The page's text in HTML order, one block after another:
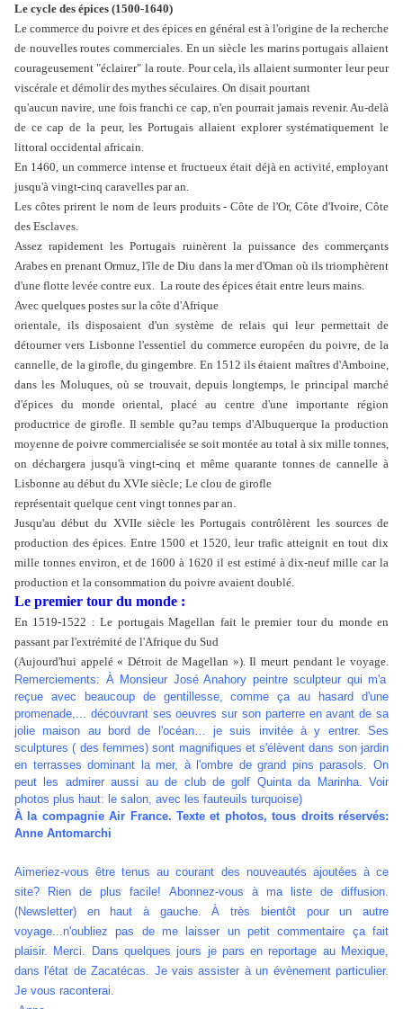
Le cycle des épices (1500-1640)
Le commerce du poivre et des épices en général est à l'origine de la recherche
de nouvelles routes commerciales. En un siècle les marins portugais allaient
courageusement "éclairer" la route. Pour cela, ils allaient surmonter leur peur
viscérale et démolir des mythes séculaires. On disait pourtant
qu'aucun navire, une fois franchi ce cap, n'en pourrait jamais revenir. Au-delà
de ce cap de la peur, les Portugais allaient explorer systématiquement le
littoral occidental africain.
En 1460, un commerce intense et fructueux était déjà en activité, employant
jusqu'à vingt-cinq caravelles par an.
Les côtes prirent le nom de leurs produits - Côte de l'Or, Côte d'Ivoire, Côte
des Esclaves.
Assez rapidement les Portugais ruinèrent la puissance des commerçants
Arabes en prenant Ormuz, l'île de Diu dans la mer d'Oman où ils triomphèrent
d'une flotte levée contre eux. La route des épices était entre leurs mains.
Avec quelques postes sur la côte d'Afrique
orientale, ils disposaient d'un système de relais qui leur permettait de
détourner vers Lisbonne l'essentiel du commerce européen du poivre, de la
cannelle, de la girofle, du gingembre. En 1512 ils étaient maîtres d'Amboine,
dans les Moluques, où se trouvait, depuis longtemps, le principal marché
d'épices du monde oriental, placé au centre d'une importante région
productrice de girofle. Il semble qu?au temps d'Albuquerque la production
moyenne de poivre commercialisée se soit montée au total à six mille tonnes,
on déchargera jusqu'à vingt-cinq et même quarante tonnes de cannelle à
Lisbonne au début du XVIe siècle; Le clou de girofle
représentait quelque cent vingt tonnes par an.
Jusqu'au début du XVIIe siècle les Portugais contrôlèrent les sources de
production des épices. Entre 1500 et 1520, leur trafic atteignit en tout dix
mille tonnes environ, et de 1600 à 1620 il est estimé à dix-neuf mille car la
production et la consommation du poivre avaient doublé.
Le premier tour du monde :
En 1519-1522 : Le portugais Magellan fait le premier tour du monde en
passant par l'extrémité de l'Afrique du Sud
(Aujourd'hui appelé « Détroit de Magellan »). Il meurt pendant le voyage.
Remerciements: À Monsieur José Anahory peintre sculpteur qui m'a
reçue avec beaucoup de gentillesse, comme ça au hasard d'une
promenade,... découvrant ses oeuvres sur son parterre en avant de sa
jolie maison au bord de l'océan… je suis invitée à y entrer. Ses
sculptures ( des femmes) sont magnifiques et s'élèvent dans son jardin
en terrasses dominant la mer, à l'ombre de grand pins parasols. On
peut les admirer aussi au de club de golf Quinta da Marinha. Voir
photos plus haut: le salon, avec les fauteuils turquoise)
À la compagnie Air France. Texte et photos, tous droits réservés:
Anne Antomarchi
Aimeriez-vous être tenus au courant des nouveautés ajoutées à ce
site? Rien de plus facile! Abonnez-vous à ma liste de diffusion.
(Newsletter) en haut à gauche. À très bientôt pour un autre
voyage...n'oubliez pas de me laisser un petit commentaire ça fait
plaisir. Merci. Dans quelques jours je pars en reportage au Mexique,
dans l'état de Zacatécas. Je vais assister à un évènement particulier.
Je vous raconterai.